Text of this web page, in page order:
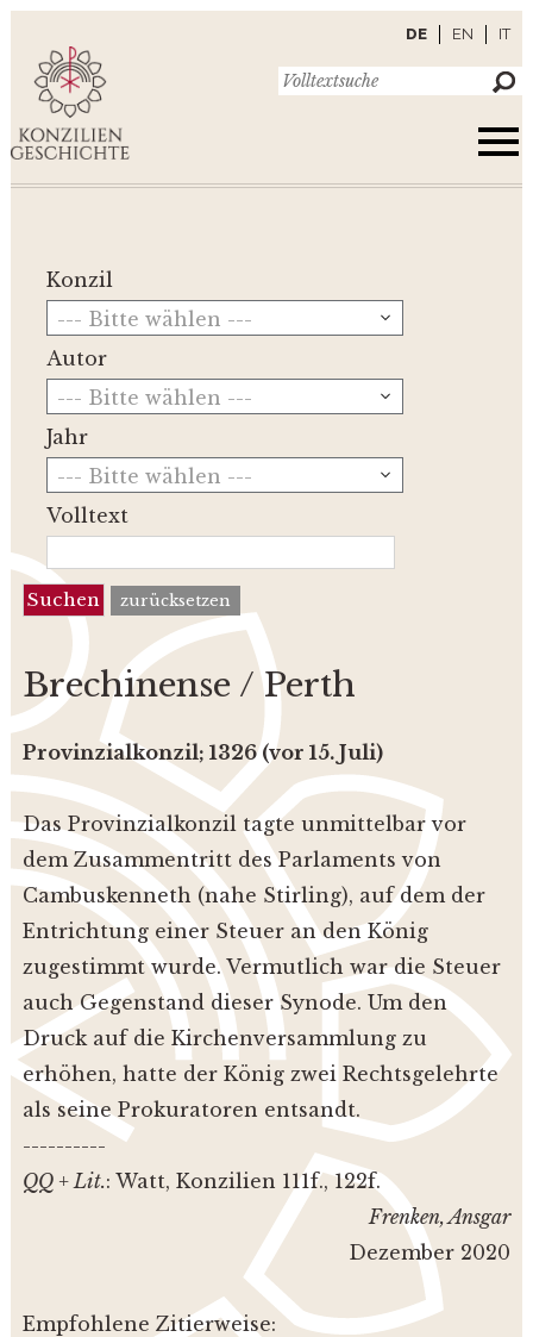
DE EN IT
Konzil
--- Bitte wählen ---
Autor
--- Bitte wählen ---
Jahr
--- Bitte wählen ---
Volltext
zurücksetzen
Brechinense / Perth
Provinzialkonzil; 1326 (vor 15. Juli)
Das Provinzialkonzil tagte unmittelbar vor
dem Zusammentritt des Parlaments von
Cambus­kenneth (nahe Stirling), auf dem der
Entrichtung einer Steuer an den König
zugestimmt wurde. Vermutlich war die Steuer
auch Gegenstand dieser Synode. Um den
Druck auf die Kirchenversammlung zu
erhöhen, hatte der König zwei Rechtsgelehrte
als seine Prokuratoren entsandt.
----------
QQ + Lit.: Watt, Konzilien 111f., 122f.
Frenken, Ansgar
Dezember 2020
Empfohlene Zitierweise: